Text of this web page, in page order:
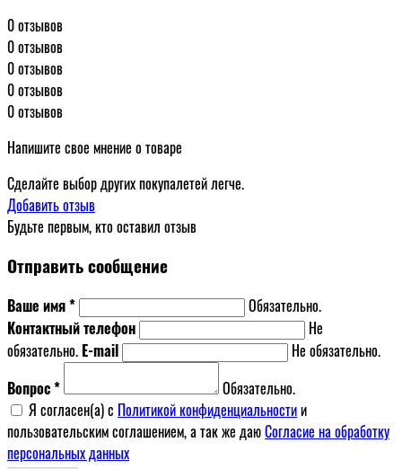
0 отзывов
0 отзывов
0 отзывов
0 отзывов
0 отзывов
Напишите свое мнение о товаре
Сделайте выбор других покупалетей легче.
Добавить отзыв
Будьте первым, кто оставил отзыв
Отправить сообщение
Ваше имя *
Обязательно.
Контактный телефон
Не
обязательно. E-mail
Не обязательно.
Вопрос *
Обязательно.
Я согласен(a) с Политикой конфиденциальностии
пользовательским соглашением, а так же даюСогласие на обработку
персональных данных